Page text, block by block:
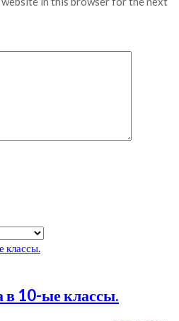
в 10-ые классы.